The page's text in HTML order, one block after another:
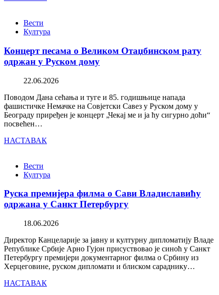
Вести
Култура
Концерт песама о Великом Отаџбинском рату
одржан у Руском дому
22.06.2026
Поводом Дана сећања и туге и 85. годишњице напада
фашистичке Немачке на Совјетски Савез у Руском дому у
Београду приређен је концерт „Чекај ме и ја ћу сигурно доћи“
посвећен…
НАСТАВАК
Вести
Култура
Руска премијера филма о Сави Владиславићу
одржана у Санкт Петербургу
18.06.2026
Директор Канцеларије за јавну и културну дипломатију Владе
Републике Србије Арно Гујон присуствовао је синоћ у Санкт
Петербургу премијери документарног филма о Србину из
Херцеговине, руском дипломати и блиском сараднику…
НАСТАВАК